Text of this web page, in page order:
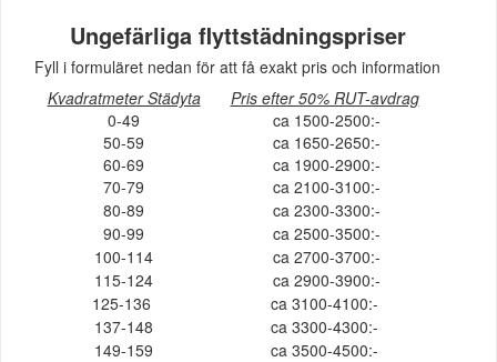
Ungefärliga flyttstädningspriser
Fyll i formuläret nedan för att få exakt pris och information
Kvadratmeter Städyta
Pris efter 50% RUT-avdrag
0-49
ca 1500-2500:-
50-59
ca 1650-2650:-
60-69
ca 1900-2900:-
70-79
ca 2100-3100:-
80-89
ca 2300-3300:-
90-99
ca 2500-3500:-
100-114
ca 2700-3700:-
115-124
ca 2900-3900:-
125-136
ca 3100-4100:-
137-148
ca 3300-4300:-
149-159
ca 3500-4500:-